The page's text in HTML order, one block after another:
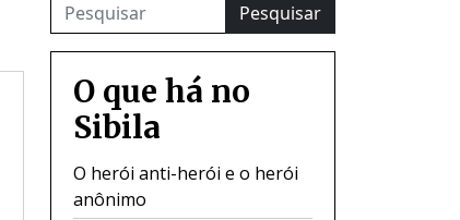
Pesquisar
O que há no
Sibila
O herói anti-herói e o herói
anônimo